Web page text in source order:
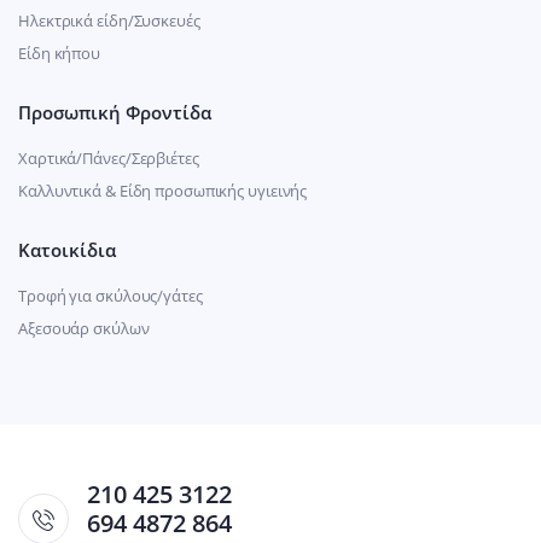
Ηλεκτρικά είδη/Συσκευές
Είδη κήπου
Προσωπική Φροντίδα
Χαρτικά/Πάνες/Σερβιέτες
Καλλυντικά & Είδη προσωπικής υγιεινής
Κατοικίδια
Τροφή για σκύλους/γάτες
Αξεσουάρ σκύλων
210 425 3122
694 4872 864